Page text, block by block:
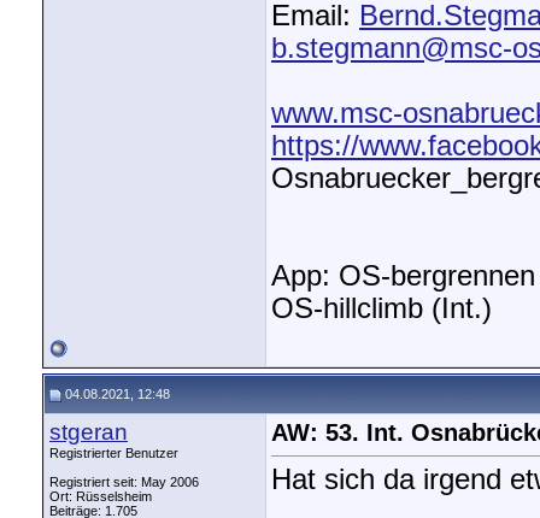
Email:
b.stegmann@msc-
www.msc-
https://
App: OS-bergrennen
OS-hillclimb (Int.)
04.08.2021, 12:48
stgeran
Registrierter Benutzer
Registriert seit: May 2006
Ort: Rüsselsheim
Beiträge: 1.705
AW: 53. Int.
Hat sich da irgend